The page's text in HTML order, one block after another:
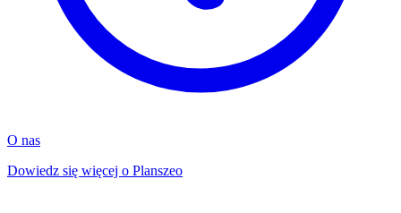
O nas
Dowiedz się więcej o Planszeo